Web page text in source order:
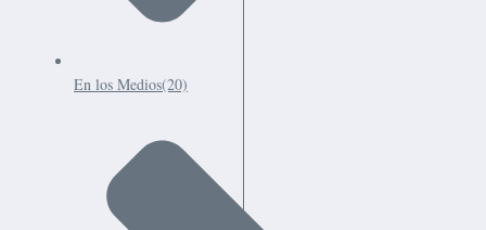
En los Medios(20)